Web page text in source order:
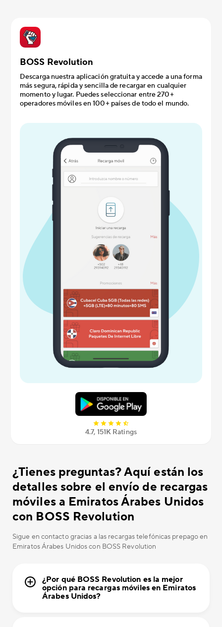
BOSS Revolution
Descarga nuestra aplicación gratuita y accede a una forma
más segura, rápida y sencilla de recargar en cualquier
momento y lugar. Puedes seleccionar entre 270+
operadores móviles en 100+ países de todo el mundo.
4.7, 151K Ratings
¿Tienes preguntas? Aquí están los
detalles sobre el envío de recargas
móviles a Emiratos Árabes Unidos
con BOSS Revolution
Sigue en contacto gracias a las recargas telefónicas prepago en
Emiratos Árabes Unidos con BOSS Revolution
¿Por qué BOSS Revolution es la mejor
opción para recargas móviles en Emiratos
Árabes Unidos?